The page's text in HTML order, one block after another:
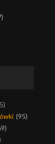
(95)